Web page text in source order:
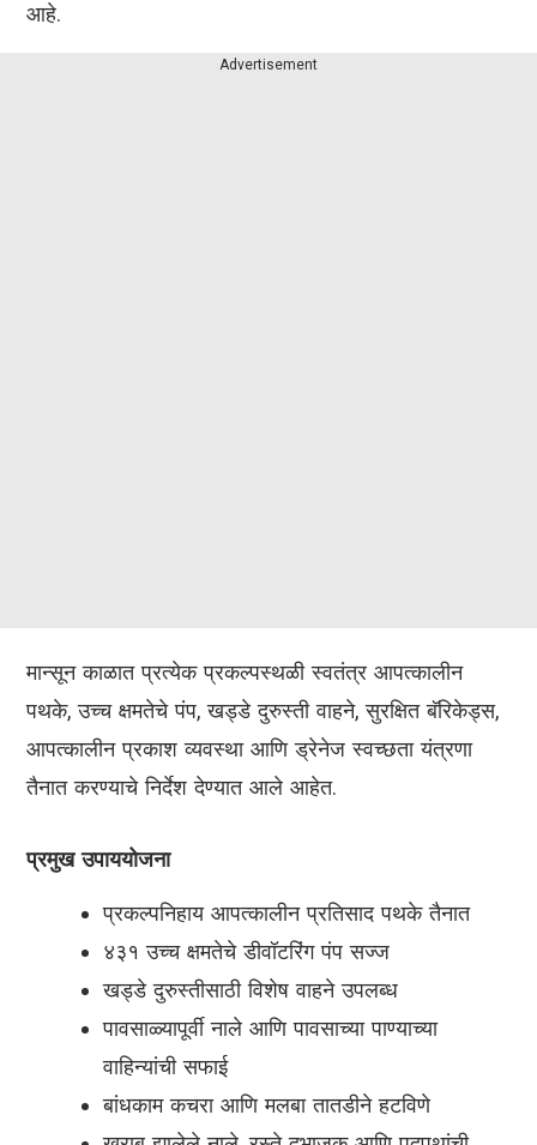
आहे.
Advertisement
मान्सून काळात प्रत्येक प्रकल्पस्थळी स्वतंत्र आपत्कालीन
पथके, उच्च क्षमतेचे पंप, खड्डे दुरुस्ती वाहने, सुरक्षित बॅरिकेड्स,
आपत्कालीन प्रकाश व्यवस्था आणि ड्रेनेज स्वच्छता यंत्रणा
तैनात करण्याचे निर्देश देण्यात आले आहेत.
प्रमुख उपाययोजना
प्रकल्पनिहाय आपत्कालीन प्रतिसाद पथके तैनात
४३१ उच्च क्षमतेचे डीवॉटरिंग पंप सज्ज
खड्डे दुरुस्तीसाठी विशेष वाहने उपलब्ध
पावसाळ्यापूर्वी नाले आणि पावसाच्या पाण्याच्या
वाहिन्यांची सफाई
बांधकाम कचरा आणि मलबा तातडीने हटविणे